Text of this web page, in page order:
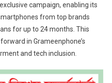
campaign, enabling its
from top brands
for up to 24 months. This
in Grameenphone’s
and tech inclusion.